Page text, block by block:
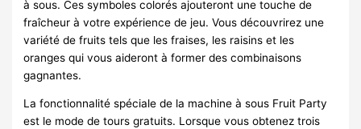
à sous. Ces symboles colorés ajouteront une touche de
fraîcheur à votre expérience de jeu. Vous découvrirez une
variété de fruits tels que les fraises, les raisins et les
oranges qui vous aideront à former des combinaisons
gagnantes.
La fonctionnalité spéciale de la machine à sous Fruit Party
est le mode de tours gratuits. Lorsque vous obtenez trois